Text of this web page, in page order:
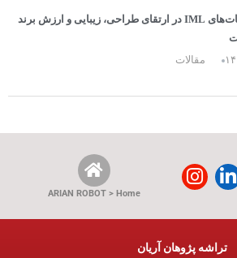
نقش ربات‌های IML در ارتقای طراحی، زیبایی و ارزش برند
مقالات
ARIAN ROBOT > Home
تراشه پژوهان آریان